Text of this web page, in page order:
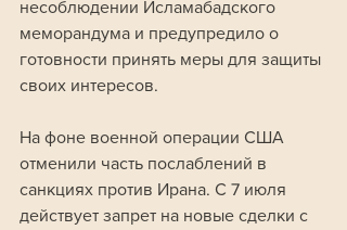
несоблюдении Исламабадского
меморандума и предупредило о
готовности принять меры для защиты
своих интересов.
На фоне военной операции США
отменили часть послаблений в
санкциях против Ирана. С 7 июля
действует запрет на новые сделки с